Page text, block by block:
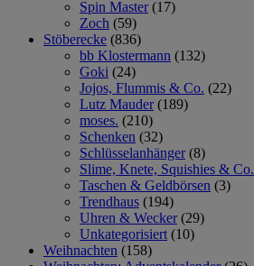
Spin Master (17)
Zoch (59)
Stöberecke (836)
bb Klostermann (132)
Goki (24)
Jojos, Flummis & Co. (22)
Lutz Mauder (189)
moses. (210)
Schenken (32)
Schlüsselanhänger (8)
Slime, Knete, Squishies & Co.
Taschen & Geldbörsen (3)
Trendhaus (194)
Uhren & Wecker (29)
Unkategorisiert (10)
Weihnachten (158)